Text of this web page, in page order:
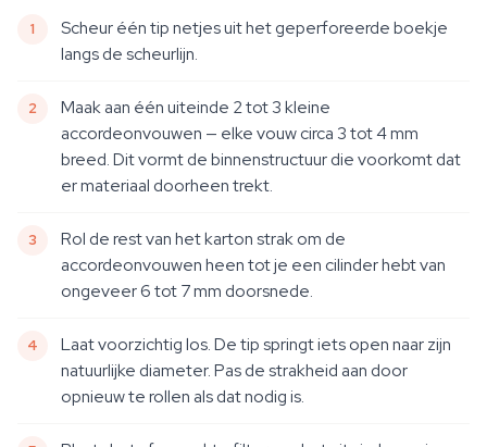
Scheur één tip netjes uit het geperforeerde boekje
langs de scheurlijn.
Maak aan één uiteinde 2 tot 3 kleine
accordeonvouwen — elke vouw circa 3 tot 4 mm
breed. Dit vormt de binnenstructuur die voorkomt dat
er materiaal doorheen trekt.
Rol de rest van het karton strak om de
accordeonvouwen heen tot je een cilinder hebt van
ongeveer 6 tot 7 mm doorsnede.
Laat voorzichtig los. De tip springt iets open naar zijn
natuurlijke diameter. Pas de strakheid aan door
opnieuw te rollen als dat nodig is.